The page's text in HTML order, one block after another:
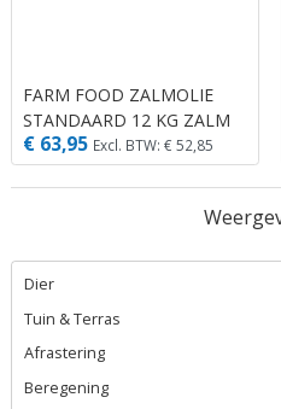
Dier
Tuin & Terras
Afrastering
Beregening
FARM FOOD ZALMOLIE
STANDAARD 12 KG ZALM
€ 63,95 Excl. BTW: € 52,85